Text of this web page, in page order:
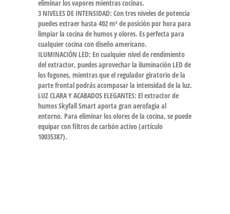
eliminar los vapores mientras cocinas.
3 NIVELES DE INTENSIDAD: Con tres niveles de potencia
puedes extraer hasta 402 m³ de posición por hora para
limpiar la cocina de humos y olores. Es perfecta para
cualquier cocina con diseño americano.
ILUMINACIÓN LED: En cualquier nivel de rendimiento
del extractor, puedes aprovechar la iluminación LED de
los fogones, mientras que el regulador giratorio de la
parte frontal podrás acompasar la intensidad de la luz.
LUZ CLARA Y ACABADOS ELEGANTES: El extractor de
humos Skyfall Smart aporta gran aerofagia al
entorno. Para eliminar los olores de la cocina, se puede
equipar con filtros de carbón activo (artículo
10035387).